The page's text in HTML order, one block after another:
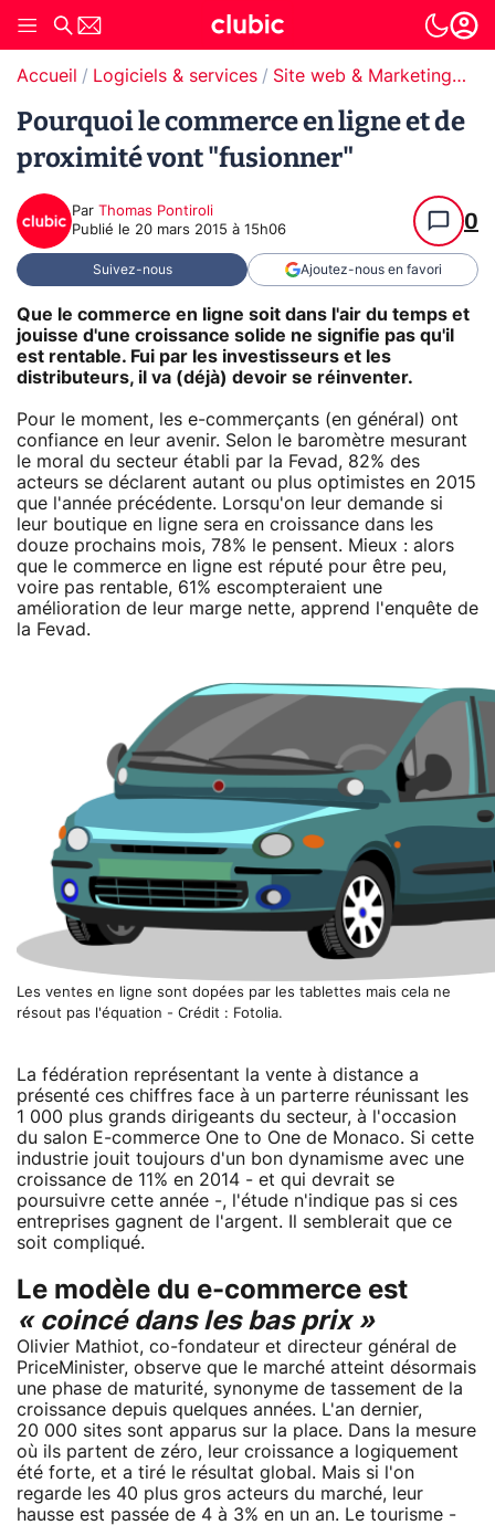
Accueil Logiciels & services Site web & Marketing Digital
Pourquoi le commerce en ligne et de
proximité vont "fusionner"
Par Thomas Pontiroli
Publié le 20 mars 2015 à 15h06 0
Suivez-nous Ajoutez-nous en favori
Que le commerce en ligne soit dans l'air du temps et
jouisse d'une croissance solide ne signifie pas qu'il
est rentable. Fui par les investisseurs et les
distributeurs, il va (déjà) devoir se réinventer.
Pour le moment, les e-commerçants (en général) ont
confiance en leur avenir. Selon le baromètre mesurant
le moral du secteur établi par la Fevad, 82% des
acteurs se déclarent autant ou plus optimistes en 2015
que l'année précédente. Lorsqu'on leur demande si
leur boutique en ligne sera en croissance dans les
douze prochains mois, 78% le pensent. Mieux : alors
que le commerce en ligne est réputé pour être peu,
voire pas rentable, 61% escompteraient une
amélioration de leur marge nette, apprend l'enquête de
la Fevad.
Les ventes en ligne sont dopées par les tablettes mais cela ne
résout pas l'équation - Crédit : Fotolia.
La fédération représentant la vente à distance a
présenté ces chiffres face à un parterre réunissant les
1 000 plus grands dirigeants du secteur, à l'occasion
du salon E-commerce One to One de Monaco. Si cette
industrie jouit toujours d'un bon dynamisme avec une
croissance de 11% en 2014 - et qui devrait se
poursuivre cette année -, l'étude n'indique pas si ces
entreprises gagnent de l'argent. Il semblerait que ce
soit compliqué.
Le modèle du e-commerce est
« coincé dans les bas prix »
Olivier Mathiot, co-fondateur et directeur général de
PriceMinister, observe que le marché atteint désormais
une phase de maturité, synonyme de tassement de la
croissance depuis quelques années. L'an dernier,
20 000 sites sont apparus sur la place. Dans la mesure
où ils partent de zéro, leur croissance a logiquement
été forte, et a tiré le résultat global. Mais si l'on
regarde les 40 plus gros acteurs du marché, leur
hausse est passée de 4 à 3% en un an. Le tourisme -